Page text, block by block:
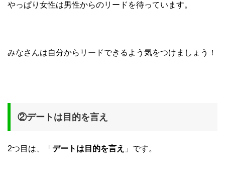
やっぱり女性は男性からのリードを待っています。
みなさんは自分からリードできるよう気をつけましょう！
②デートは目的を言え
2つ目は、「 デートは目的を言え 」です。